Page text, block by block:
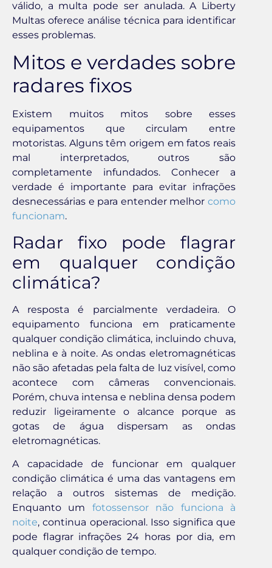
válido, a multa pode ser anulada. A Liberty
Multas oferece análise técnica para identificar
esses problemas.
Mitos e verdades sobre
radares fixos
Existem muitos mitos sobre esses
equipamentos que circulam entre
motoristas. Alguns têm origem em fatos reais
mal interpretados, outros são
completamente infundados. Conhecer a
verdade é importante para evitar infrações
desnecessárias e para entender melhor como
funcionam.
Radar fixo pode flagrar
em qualquer condição
climática?
A resposta é parcialmente verdadeira. O
equipamento funciona em praticamente
qualquer condição climática, incluindo chuva,
neblina e à noite. As ondas eletromagnéticas
não são afetadas pela falta de luz visível, como
acontece com câmeras convencionais.
Porém, chuva intensa e neblina densa podem
reduzir ligeiramente o alcance porque as
gotas de água dispersam as ondas
eletromagnéticas.
A capacidade de funcionar em qualquer
condição climática é uma das vantagens em
relação a outros sistemas de medição.
Enquanto um fotossensor não funciona à
noite, continua operacional. Isso significa que
pode flagrar infrações 24 horas por dia, em
qualquer condição de tempo.